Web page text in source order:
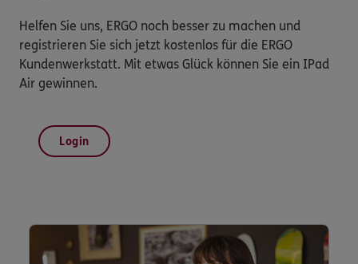
Helfen Sie uns, ERGO noch besser zu machen und
registrieren Sie sich jetzt kostenlos für die ERGO
Kundenwerkstatt. Mit etwas Glück können Sie ein IPad
Air gewinnen.
Login